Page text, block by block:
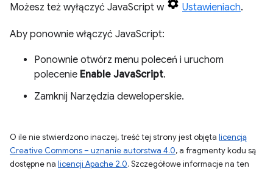
Możesz też wyłączyć JavaScript w Ustawieniach.
Aby ponownie włączyć JavaScript:
Ponownie otwórz menu poleceń i uruchom
polecenie Enable JavaScript.
Zamknij Narzędzia deweloperskie.
O ile nie stwierdzono inaczej, treść tej strony jest objęta licencją
Creative Commons – uznanie autorstwa 4.0, a fragmenty kodu są
dostępne na licencji Apache 2.0. Szczegółowe informacje na ten